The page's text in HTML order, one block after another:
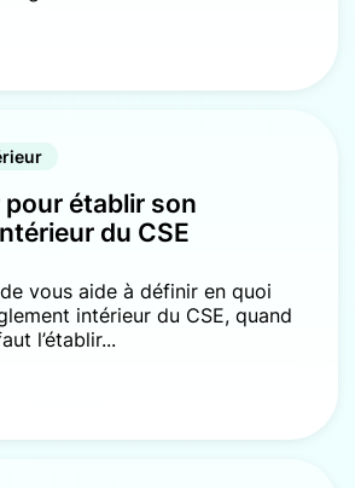
établir son
du CSE
vous aide à définir en quoi
intérieur du CSE, quand
l’établir...